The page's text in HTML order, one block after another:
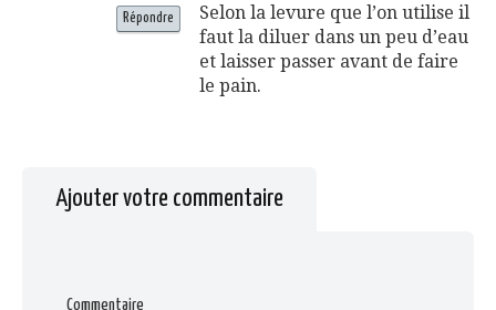
Selon la levure que l’on utilise il
faut la diluer dans un peu d’eau
et laisser passer avant de faire
le pain.
Répondre
Ajouter votre commentaire
Commentaire